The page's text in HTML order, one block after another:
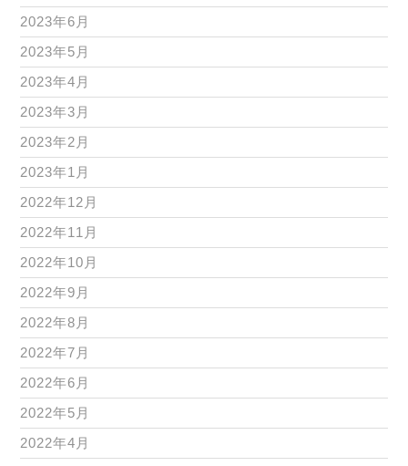
2023年6月
2023年5月
2023年4月
2023年3月
2023年2月
2023年1月
2022年12月
2022年11月
2022年10月
2022年9月
2022年8月
2022年7月
2022年6月
2022年5月
2022年4月